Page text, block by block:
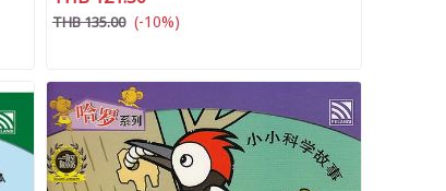
THB 135.00 (-10%)